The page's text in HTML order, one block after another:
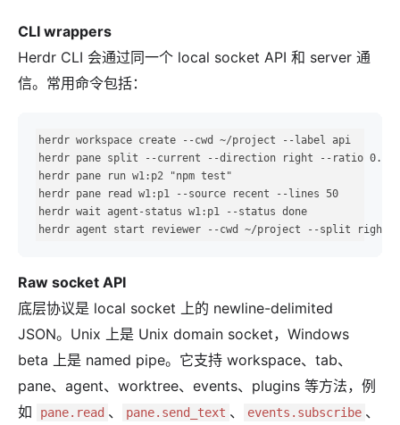
CLI wrappers
Herdr CLI 会通过同一个 local socket API 和 server 通
信。常用命令包括：
herdr workspace create --cwd ~/project --label api
herdr pane split --current --direction right --ratio 0.5
herdr pane run w1:p2 "npm test"
herdr pane read w1:p1 --source recent --lines 50
herdr wait agent-status w1:p1 --status done
herdr agent start reviewer --cwd ~/project --split right
Raw socket API
底层协议是 local socket 上的 newline-delimited
JSON。Unix 上是 Unix domain socket，Windows
beta 上是 named pipe。它支持 workspace、tab、
pane、agent、worktree、events、plugins 等方法，例
如
pane.read 、 pane.send_text 、 events.subscribe 、